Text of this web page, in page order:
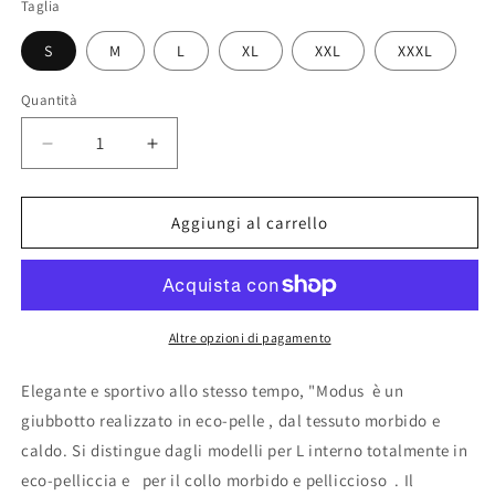
Taglia
S M L XL XXL XXXL
Quantità
Diminuisci
quantità
per
MODUS
Aumenta
quantità
per
GIUBBOTTO
MODUS
Aggiungi al carrello
Altre opzioni di pagamento
Elegante e sportivo allo stesso tempo, "Modus è un
giubbotto realizzato in eco-pelle , dal tessuto morbido e
caldo. Si distingue dagli modelli per L interno totalmente in
eco-pelliccia e
per il collo morbido e pelliccioso . Il